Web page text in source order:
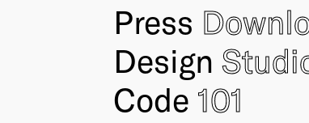
Press
Design
Code 101